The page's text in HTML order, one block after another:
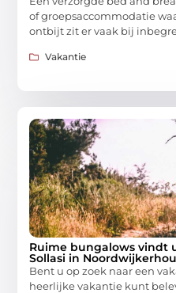
of groepsaccommodatie
ontbijt zit er vaak bij
Vakantie
Ruime bungalows vindt
Sollasi in
Bent u op zoek naar een
heerlijke vakantie kunt